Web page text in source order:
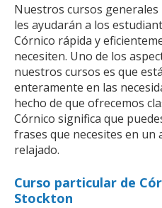
Nuestros cursos
les ayudarán a los
Córnico rápida y
necesiten. Uno de los
nuestros cursos es que
enteramente en las
hecho de que ofrecemos
Córnico significa que
frases que necesites en un
relajado.
Curso particular de
Stockton